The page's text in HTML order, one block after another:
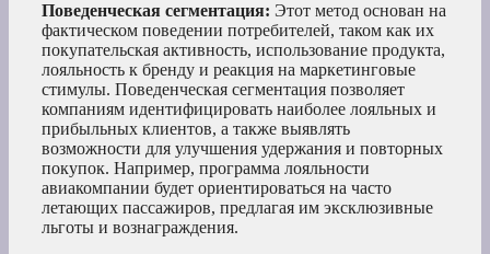
Поведенческая сегментация: Этот метод основан на
фактическом поведении потребителей, таком как их
покупательская активность, использование продукта,
лояльность к бренду и реакция на маркетинговые
стимулы. Поведенческая сегментация позволяет
компаниям идентифицировать наиболее лояльных и
прибыльных клиентов, а также выявлять
возможности для улучшения удержания и повторных
покупок. Например, программа лояльности
авиакомпании будет ориентироваться на часто
летающих пассажиров, предлагая им эксклюзивные
льготы и вознаграждения.